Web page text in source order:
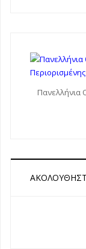
Πανελλήνια